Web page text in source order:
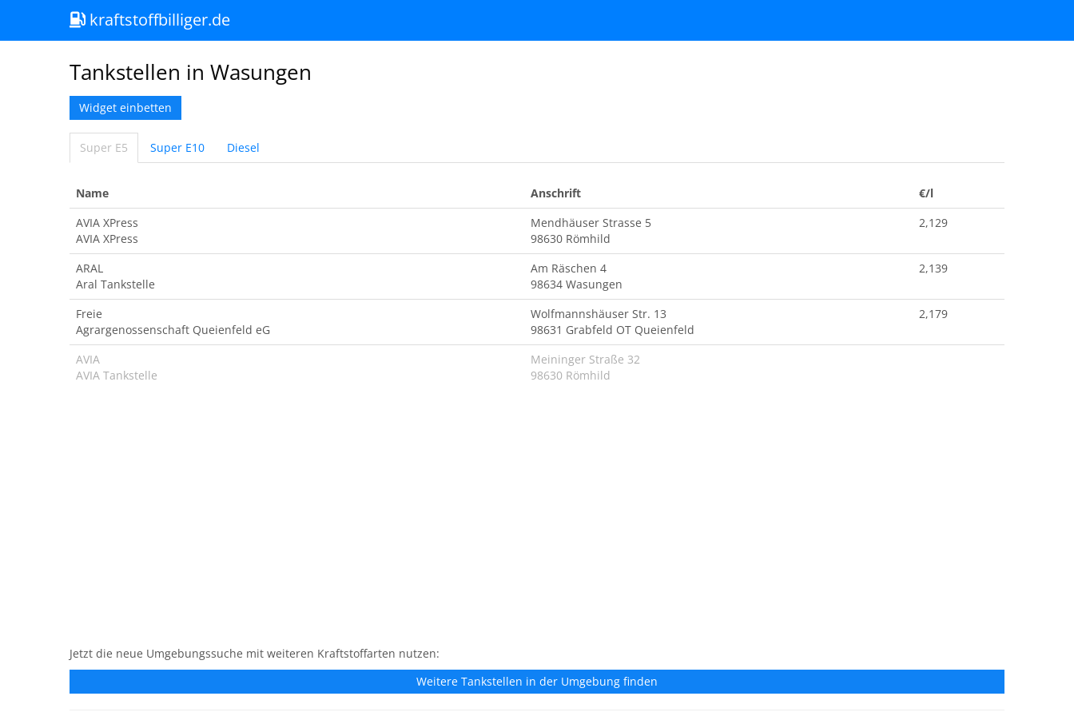
kraftstoffbilliger.de
Tankstellen in Wasungen
Widget einbetten
Super E5 Super E10 Diesel
Name Anschrift
€/l
AVIA XPress
AVIA XPress
Mendhäuser Strasse 5
98630 Römhild
2,129
ARAL
Aral Tankstelle
Am Räschen 4
98634 Wasungen
2,139
Freie
Agrargenossenschaft Queienfeld eG
Wolfmannshäuser Str. 13
98631 Grabfeld OT Queienfeld
2,179
AVIA
AVIA Tankstelle
Meininger Straße 32
98630 Römhild
Jetzt die neue Umgebungssuche mit weiteren Kraftstoffarten nutzen:
Weitere Tankstellen in der Umgebung finden